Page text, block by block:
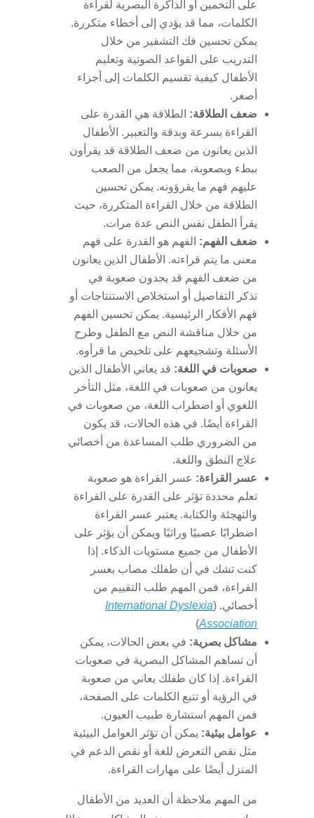
على التخمين أو الذاكرة البصرية لقراءة
الكلمات، مما قد يؤدي إلى أخطاء متكررة.
يمكن تحسين فك التشفير من خلال
التدريب على القواعد الصوتية وتعليم
الأطفال كيفية تقسيم الكلمات إلى أجزاء
أصغر.
ضعف الطلاقة: الطلاقة هي القدرة على
القراءة بسرعة وبدقة والتعبير. الأطفال
الذين يعانون من ضعف الطلاقة قد يقرأون
ببطء وبصعوبة، مما يجعل من الصعب
عليهم فهم ما يقرؤونه. يمكن تحسين
الطلاقة من خلال القراءة المتكررة، حيث
يقرأ الطفل نفس النص عدة مرات.
ضعف الفهم: الفهم هو القدرة على فهم
معنى ما يتم قراءته. الأطفال الذين يعانون
من ضعف الفهم قد يجدون صعوبة في
تذكر التفاصيل أو استخلاص الاستنتاجات أو
فهم الأفكار الرئيسية. يمكن تحسين الفهم
من خلال مناقشة النص مع الطفل وطرح
الأسئلة وتشجيعهم على تلخيص ما قرأوه.
صعوبات في اللغة: قد يعاني الأطفال الذين
يعانون من صعوبات في اللغة، مثل التأخر
اللغوي أو اضطراب اللغة، من صعوبات في
القراءة أيضًا. في هذه الحالات، قد يكون
من الضروري طلب المساعدة من أخصائي
علاج النطق واللغة.
عسر القراءة: عسر القراءة هو صعوبة
تعلم محددة تؤثر على القدرة على القراءة
والتهجئة والكتابة. يعتبر عسر القراءة
اضطرابًا عصبيًا وراثيًا ويمكن أن يؤثر على
الأطفال من جميع مستويات الذكاء. إذا
كنت تشك في أن طفلك مصاب بعسر
القراءة، فمن المهم طلب التقييم من
أخصائي. (International Dyslexia
Association
)
مشاكل بصرية: في بعض الحالات، يمكن
أن تساهم المشاكل البصرية في صعوبات
القراءة. إذا كان طفلك يعاني من صعوبة
في الرؤية أو تتبع الكلمات على الصفحة،
فمن المهم استشارة طبيب العيون.
عوامل بيئية: يمكن أن تؤثر العوامل البيئية
مثل نقص التعرض للغة أو نقص الدعم في
المنزل أيضًا على مهارات القراءة.
من المهم ملاحظة أن العديد من الأطفال